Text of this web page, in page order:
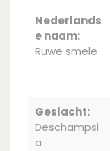
Nederlands
e naam:
Ruwe smele
Geslacht:
Deschampsi
a